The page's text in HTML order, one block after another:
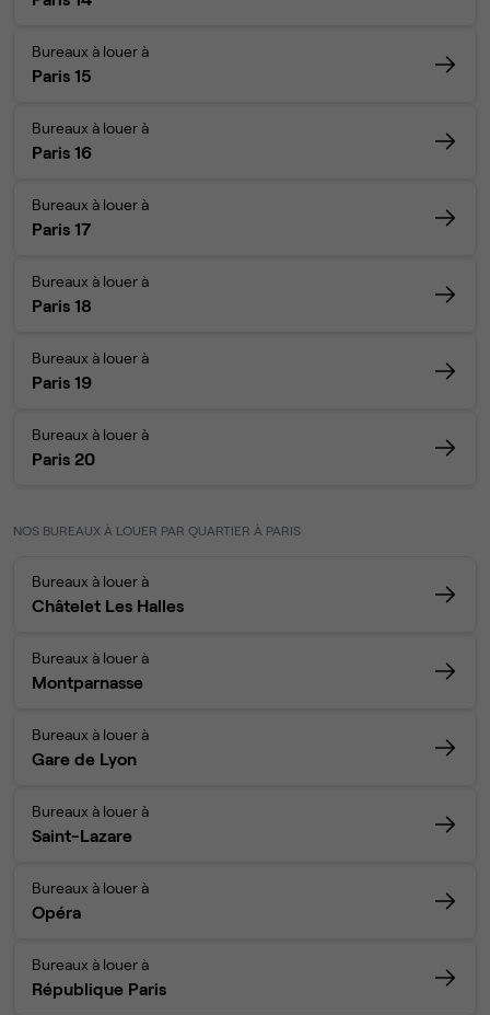
Bureaux à louer à
Paris 15
Bureaux à louer à
Paris 16
Bureaux à louer à
Paris 17
Bureaux à louer à
Paris 18
Bureaux à louer à
Paris 19
Bureaux à louer à
Paris 20
NOS BUREAUX À LOUER PAR QUARTIER À PARIS
Bureaux à louer à
Châtelet Les Halles
Bureaux à louer à
Montparnasse
Bureaux à louer à
Gare de Lyon
Bureaux à louer à
Saint-Lazare
Bureaux à louer à
Opéra
Bureaux à louer à
République Paris